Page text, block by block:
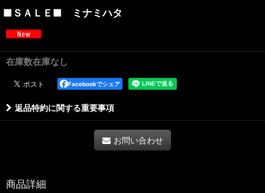
■ＳＡＬＥ■ ミナミハタ
在庫数在庫なし
Facebookでシェア
返品特約に関する重要事項
お問い合わせ
商品詳細